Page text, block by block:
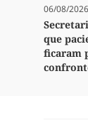
06/08/
que
ficaram